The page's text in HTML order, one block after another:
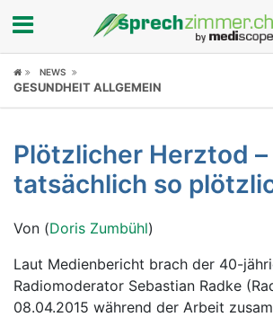
Fokus
Symptome
Ratgeber
NEWS
GESUNDHEIT ALLGEMEIN
Plötzlicher Herztod
tatsächlich so
Von (Doris Zumbühl)
Laut Medienbericht brach der 40-
Radiomoderator Sebastian Radke
08.04.2015 während der Arbeit